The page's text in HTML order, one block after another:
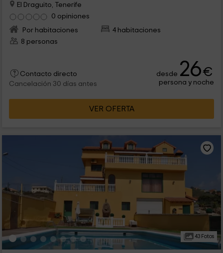
El Draguito, Tenerife
0 opiniones
Por habitaciones
4 habitaciones
8 personas
Contacto directo
Cancelación 30 días antes
desde 26€
persona y noche
VER OFERTA
43 Fotos